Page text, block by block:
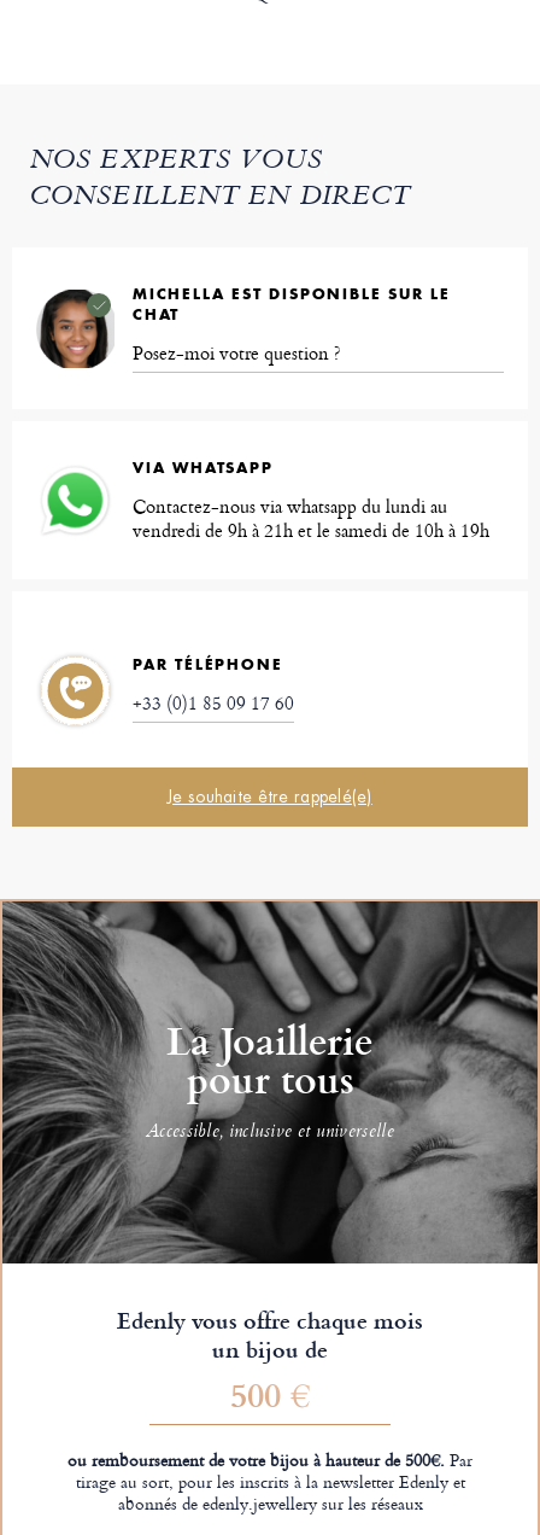
NOS EXPERTS VOUS
CONSEILLENT EN DIRECT
MICHELLA EST DISPONIBLE SUR LE
CHAT
Posez-moi votre question ?
VIA WHATSAPP
Contactez-nous via whatsapp du lundi au
vendredi de 9h à 21h et le samedi de 10h à 19h
PAR TÉLÉPHONE
+33 (0)1 85 09 17 60
Je souhaite être rappelé(e)
La Joaillerie
pour tous
Accessible, inclusive et universelle
Edenly vous offre chaque mois
un bijou de
500 €
ou remboursement de votre bijou à hauteur de 500€.Par
tirage au sort, pour les inscrits à la newsletter Edenly et
abonnés de edenly.jewellery sur les réseaux